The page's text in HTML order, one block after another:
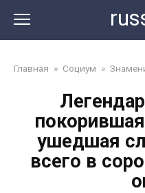
контенту
Главная » Социум »
ушедшая
всего в